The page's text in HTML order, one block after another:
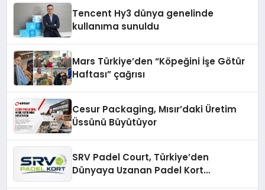
Tencent Hy3 dünya genelinde
kullanıma sunuldu
Mars Türkiye’den “Köpeğini İşe Götür
Haftası” çağrısı
Cesur Packaging, Mısır’daki Üretim
Üssünü Büyütüyor
SRV Padel Court, Türkiye’den
Dünyaya Uzanan Padel Kort